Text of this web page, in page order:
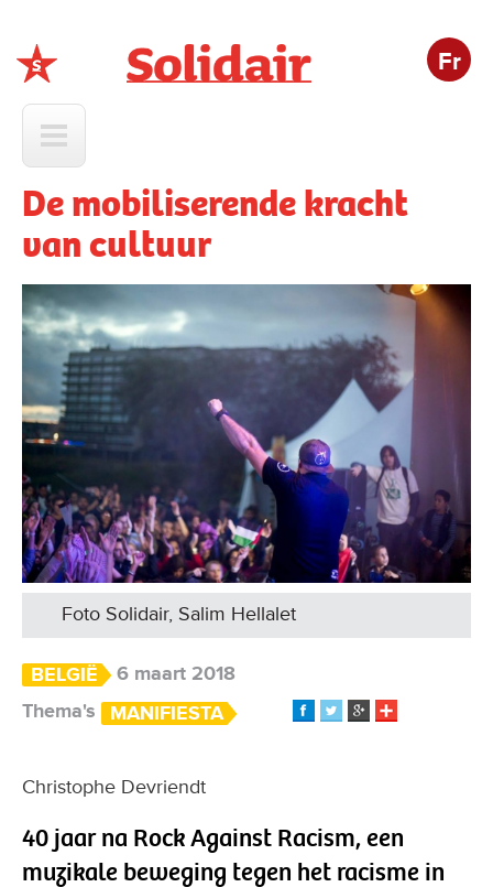
Fr
De mobiliserende kracht
van cultuur
Foto Solidair, Salim Hellalet
BELGIË
6 maart 2018
Thema's
MANIFIESTA
Christophe Devriendt
40 jaar na Rock Against Racism, een
muzikale beweging tegen het racisme in